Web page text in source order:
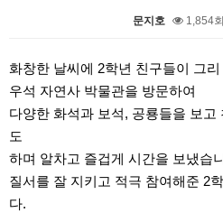
문지호 1,854회
본문
화창한 날씨에 2학년 친구들이 그
우석 자연사 박물관을 방문하여
다양한 화석과 보석, 공룡들을 보고
도
하며 알차고 즐겁게 시간을 보냈습
질서를 잘 지키고 적극 참여해준 2
다.